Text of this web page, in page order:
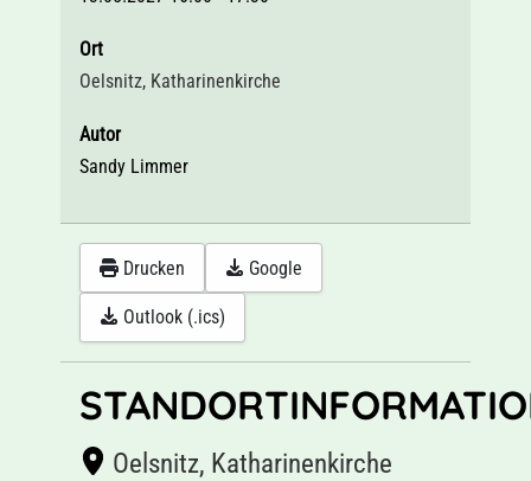
Ort
Oelsnitz, Katharinenkirche
Autor
Sandy Limmer
Drucken Google
Outlook (.ics)
Oelsnitz, Katharinenkirche